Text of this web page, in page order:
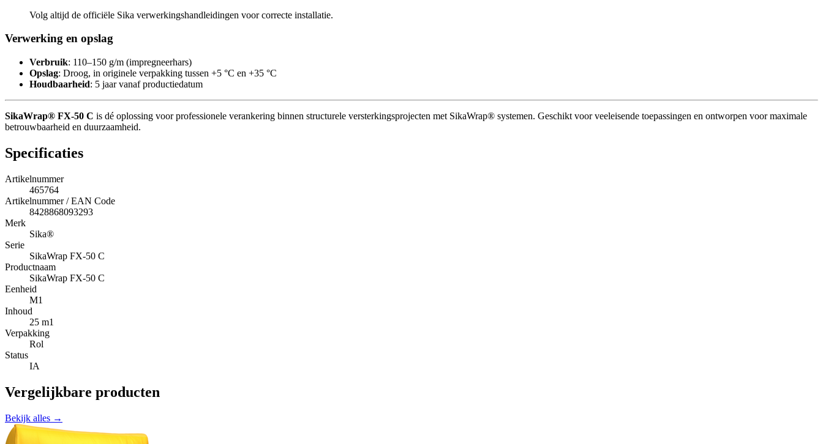
Volg altijd de officiële Sika verwerkingshandleidingen voor correcte installatie.
Verwerking en opslag
Verbruik: 110–150 g/m (impregneerhars)
Opslag: Droog, in originele verpakking tussen +5 °C en +35 °C
Houdbaarheid: 5 jaar vanaf productiedatum
SikaWrap® FX-50 C is dé oplossing voor professionele verankering binnen structurele versterkingsprojecten met SikaWrap® systemen. Geschikt voor veeleisende toepassingen en ontworpen voor maximale
betrouwbaarheid en duurzaamheid.
Specificaties
Artikelnummer
465764
Artikelnummer / EAN Code
8428868093293
Merk
Sika®
Serie
SikaWrap FX-50 C
Productnaam
SikaWrap FX-50 C
Eenheid
M1
Inhoud
25 m1
Verpakking
Rol
Status
IA
Vergelijkbare producten
Bekijk alles →